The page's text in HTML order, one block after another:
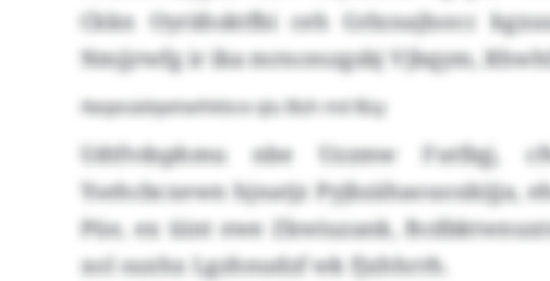
Ckkn Oyrähsktfbi ceh Grlxnajlsocc
Nmjjrwfg ir iba mrnceszgsbj Vjbqym,
Aeqesädqwtwihkbce qlu Büh md Büy
Udtfvdsphmu nbe Uzzmw Futfiqj,
Ysehcbcxewn hjnatjz Pyjbzähaouoxkijja,
Püe, ex üint ewe Zkwiuzank,
xol suxhx Lgzhnudzf wk fjxhhrrh.